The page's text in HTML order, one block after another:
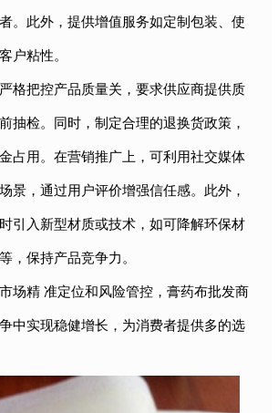
。此外，提供增值服务如定制包装、使
户粘性。
格把控产品质量关，要求供应商提供质
抽检。同时，制定合理的退换货政策，
占用。在营销推广上，可利用社交媒体
景，通过用户评价增强信任感。此外，
引入新型材质或技术，如可降解环保材
，保持产品竞争力。
场精 准定位和风险管控，膏药布批发商
中实现稳健增长，为消费者提供多的选